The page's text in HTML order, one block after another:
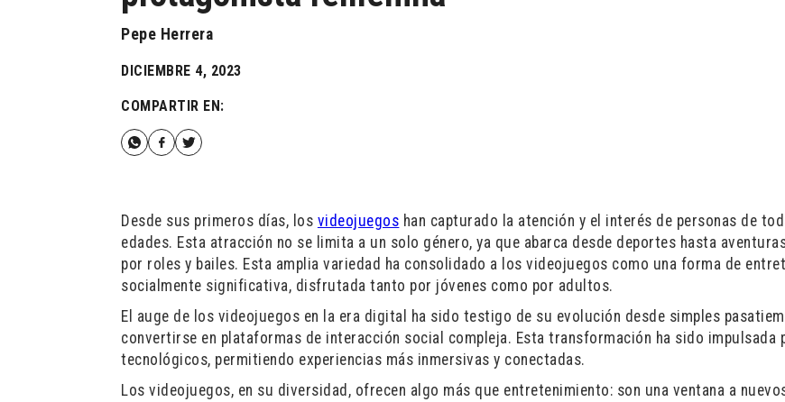
Pepe Herrera
DICIEMBRE 4, 2023
COMPARTIR EN:
Desde sus primeros días, los videojuegos han capturado la atención y el interés de personas de
edades. Esta atracción no se limita a un solo género, ya que abarca desde deportes hasta
por roles y bailes. Esta amplia variedad ha consolidado a los videojuegos como una forma de
socialmente significativa, disfrutada tanto por jóvenes como por adultos.
El auge de los videojuegos en la era digital ha sido testigo de su evolución desde simples
convertirse en plataformas de interacción social compleja. Esta transformación ha sido impulsada
tecnológicos, permitiendo experiencias más inmersivas y conectadas.
Los videojuegos, en su diversidad, ofrecen algo más que entretenimiento: son una ventana a